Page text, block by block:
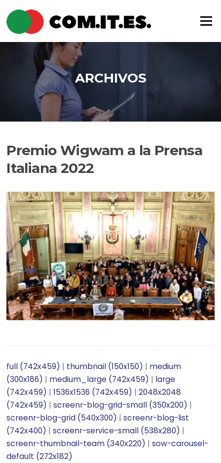
contenido
Menú
ARCHIVOS
Premio Wigwam a la Prensa
Italiana 2022
full (742x459) | thumbnail (150x150) | medium
(300x186) | medium_large (742x459) | large
(742x459) |1536x1536 (742x459) |2048x2048
(742x459) |screenr-blog-grid-small (350x200) |
screenr-blog-grid (540x300) |screenr-blog-list
(742x400) |screenr-service-small (538x280) |
screenr-thumbnail-team (340x220) |sow-carousel-
default (272x182)